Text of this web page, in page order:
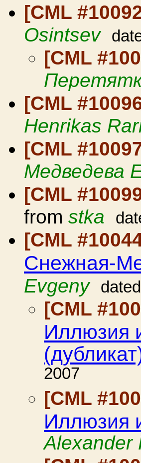
[CML
Osintsev
[CML
[CML
Henrikas
[CML
Медведева
[CML
from stka
[CML
Снежная-
Evgeny
[CML
Иллюзия
2007
[CML
Иллюзия
Alexander